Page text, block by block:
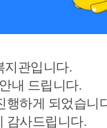
지관입니다.
내 드립니다.
행하게 되었습니
감사드립니다.